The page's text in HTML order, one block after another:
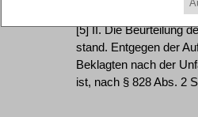
[5] II. Die Beurteilung
stand. Entgegen der
Beklagten nach der
ist, nach § 828 Abs. 2